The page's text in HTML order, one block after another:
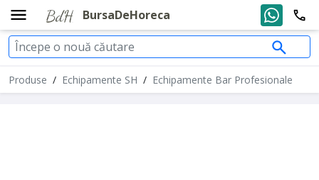
BursaDeHoreca
Produse / Echipamente SH / Echipamente Bar Profesionale